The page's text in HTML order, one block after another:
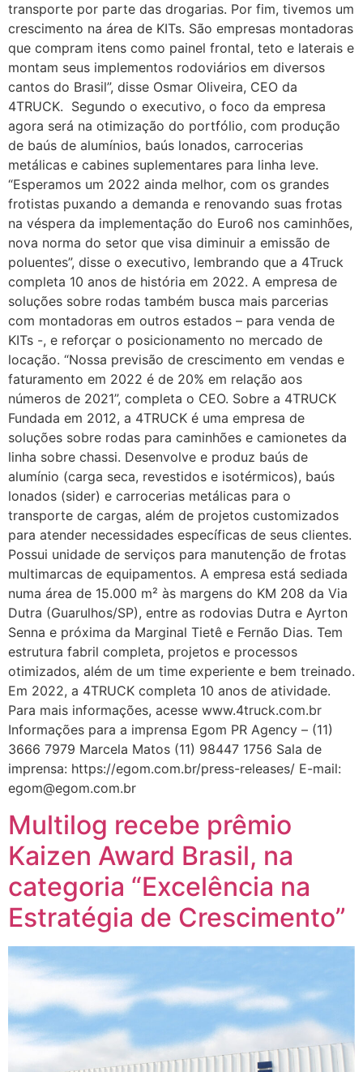
transporte por parte das drogarias. Por fim, tivemos um
crescimento na área de KITs. São empresas montadoras
que compram itens como painel frontal, teto e laterais e
montam seus implementos rodoviários em diversos
cantos do Brasil”, disse Osmar Oliveira, CEO da
4TRUCK. Segundo o executivo, o foco da empresa
agora será na otimização do portfólio, com produção
de baús de alumínios, baús lonados, carrocerias
metálicas e cabines suplementares para linha leve.
“Esperamos um 2022 ainda melhor, com os grandes
frotistas puxando a demanda e renovando suas frotas
na véspera da implementação do Euro6 nos caminhões,
nova norma do setor que visa diminuir a emissão de
poluentes”, disse o executivo, lembrando que a 4Truck
completa 10 anos de história em 2022. A empresa de
soluções sobre rodas também busca mais parcerias
com montadoras em outros estados – para venda de
KITs -, e reforçar o posicionamento no mercado de
locação. “Nossa previsão de crescimento em vendas e
faturamento em 2022 é de 20% em relação aos
números de 2021”, completa o CEO. Sobre a 4TRUCK
Fundada em 2012, a 4TRUCK é uma empresa de
soluções sobre rodas para caminhões e camionetes da
linha sobre chassi. Desenvolve e produz baús de
alumínio (carga seca, revestidos e isotérmicos), baús
lonados (sider) e carrocerias metálicas para o
transporte de cargas, além de projetos customizados
para atender necessidades específicas de seus clientes.
Possui unidade de serviços para manutenção de frotas
multimarcas de equipamentos. A empresa está sediada
numa área de 15.000 m² às margens do KM 208 da Via
Dutra (Guarulhos/SP), entre as rodovias Dutra e Ayrton
Senna e próxima da Marginal Tietê e Fernão Dias. Tem
estrutura fabril completa, projetos e processos
otimizados, além de um time experiente e bem treinado.
Em 2022, a 4TRUCK completa 10 anos de atividade.
Para mais informações, acesse www.4truck.com.br
Informações para a imprensa Egom PR Agency – (11)
3666 7979 Marcela Matos (11) 98447 1756 Sala de
imprensa: https://egom.com.br/press-releases/ E-mail:
egom@egom.com.br
Multilog recebe prêmio
Kaizen Award Brasil, na
categoria “Excelência na
Estratégia de Crescimento”